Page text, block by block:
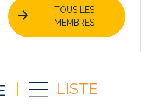
TOUS LES
MEMBRES
| LISTE